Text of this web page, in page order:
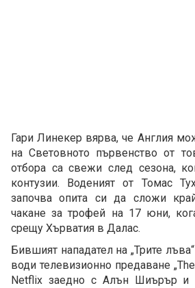
Гари Линекер вярва, че Англия
на Световното първенство от
отбора са свежи след сезона,
контузии. Воденият от Томас
започва опита си да сложи
чакане за трофей на 17 юни,
срещу Хърватия в Далас.
Бившият нападател на „Трите
води телевизионно предаване
Netflix заедно с Алън Шиърър и